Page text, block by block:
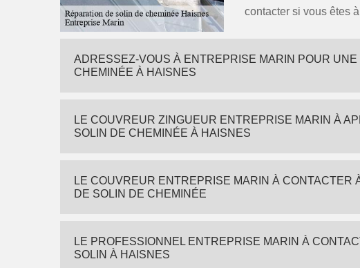
contacter si vous êtes
ADRESSEZ-VOUS À ENTREPRISE MARIN POUR
CHEMINÉE À HAISNES
LE COUVREUR ZINGUEUR ENTREPRISE MARIN À
SOLIN DE CHEMINÉE À HAISNES
LE COUVREUR ENTREPRISE MARIN À CONTACTER
DE SOLIN DE CHEMINÉE
LE PROFESSIONNEL ENTREPRISE MARIN À
SOLIN À HAISNES